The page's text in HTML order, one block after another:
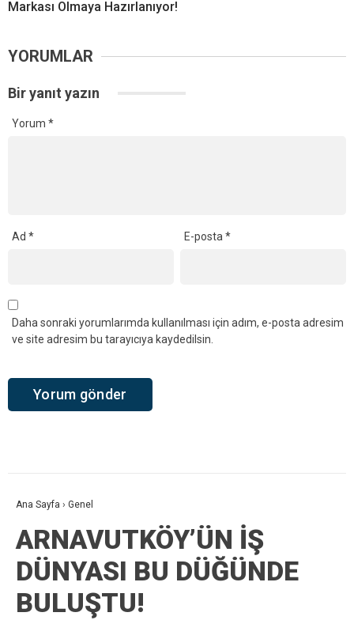
Markası Olmaya Hazırlanıyor!
YORUMLAR
Bir yanıt yazın
Yorum *
Ad * E-posta*
Daha sonraki yorumlarımda kullanılması için adım, e-posta adresim
ve site adresim bu tarayıcıya kaydedilsin.
Ana Sayfa › Genel
ARNAVUTKÖY’ÜN İŞ
DÜNYASI BU DÜĞÜNDE
BULUŞTU!